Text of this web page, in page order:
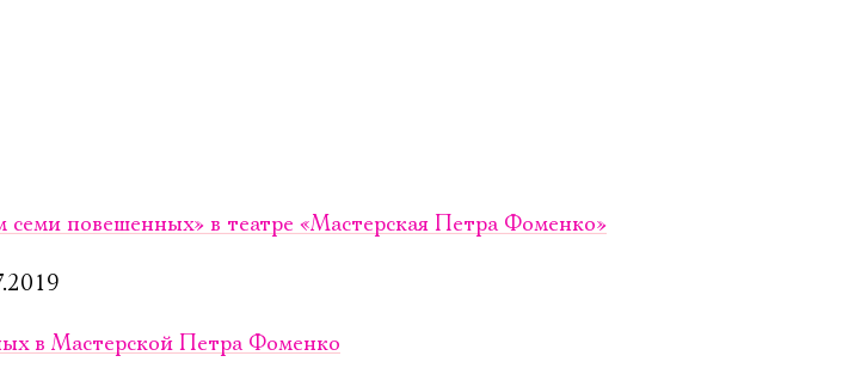
повешенных» в театре «Мастерская Петра Фоменко»
в Мастерской Петра Фоменко
Электропочта